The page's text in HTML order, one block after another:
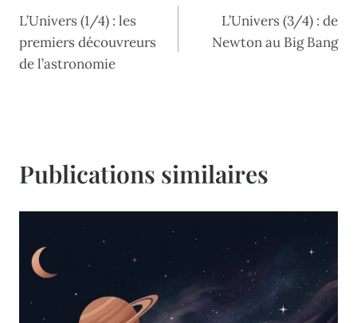
de
l’article
L’Univers (1/4) : les
premiers découvreurs
de l’astronomie
L’Univers (3/4) : de
Newton au Big Bang
Publications similaires